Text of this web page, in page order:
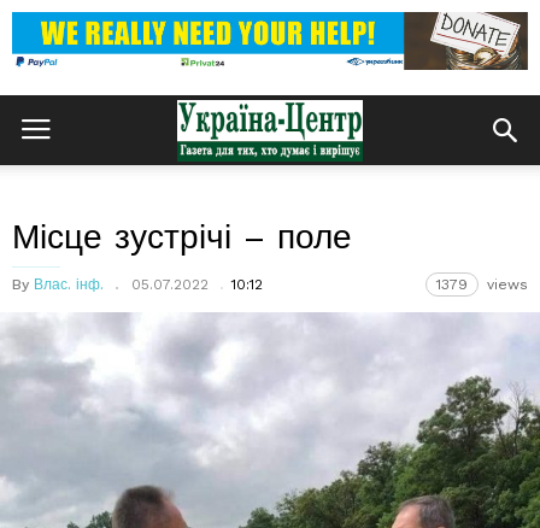
Місце зустрічі – поле
By Влас. інф. 05.07.2022 10:12 1379 views